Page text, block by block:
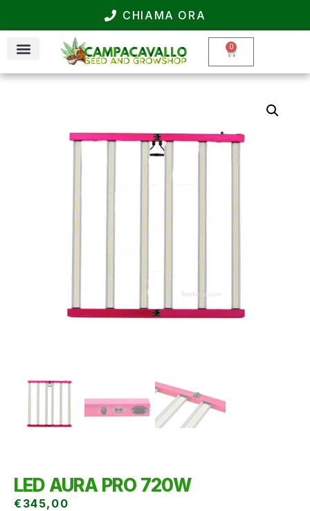
CHIAMA ORA
0
LED AURA PRO 720W
€ 345,00